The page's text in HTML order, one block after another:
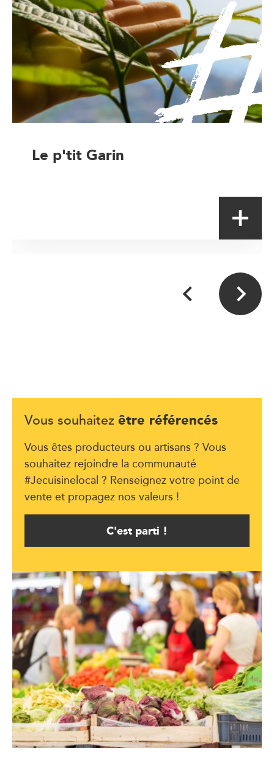
Le p'tit Garin
Vous souhaitez être référencés
Vous êtes producteurs ou artisans ? Vous
souhaitez rejoindre la communauté
#Jecuisinelocal ? Renseignez votre point de
vente et propagez nos valeurs !
C'est parti !